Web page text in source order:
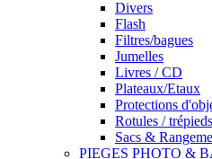
Divers
Flash
Filtres/bagues
Jumelles
Livres / CD
Plateaux/Etaux
Protections
Rotules / trépieds
Sacs &
PIEGES PHOTO &